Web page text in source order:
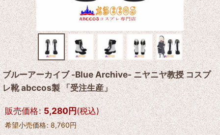
ブルーアーカイブ -Blue Archive- ニヤニヤ教授 コスプ
レ靴 abccos製 「受注生産」
販売価格: 5,280円(税込)
希望小売価格: 8,760円